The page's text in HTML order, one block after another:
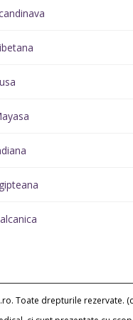
Toate drepturile rezervate.